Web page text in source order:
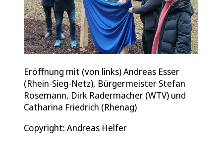
Eröffnung mit (von links) Andreas Esser
(Rhein-Sieg-Netz), Bürgermeister Stefan
Rosemann, Dirk Radermacher (WTV) und
Catharina Friedrich (Rhenag)
Copyright: Andreas Helfer